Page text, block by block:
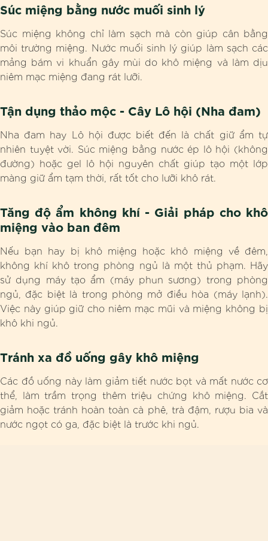
Súc miệng bằng nước muối sinh lý
Súc miệng không chỉ làm sạch mà còn giúp cân bằng
môi trường miệng. Nước muối sinh lý giúp làm sạch các
mảng bám vi khuẩn gây mùi do khô miệng và làm dịu
niêm mạc miệng đang rát lưỡi.
Tận dụng thảo mộc - Cây Lô hội (Nha đam)
Nha đam hay Lô hội được biết đến là chất giữ ẩm tự
nhiên tuyệt vời. Súc miệng bằng nước ép lô hội (không
đường) hoặc gel lô hội nguyên chất giúp tạo một lớp
màng giữ ẩm tạm thời, rất tốt cho lưỡi khô rát.
Tăng độ ẩm không khí - Giải pháp cho khô
miệng vào ban đêm
Nếu bạn hay bị khô miệng hoặc khô miệng về đêm,
không khí khô trong phòng ngủ là một thủ phạm. Hãy
sử dụng máy tạo ẩm (máy phun sương) trong phòng
ngủ, đặc biệt là trong phòng mở điều hòa (máy lạnh).
Việc này giúp giữ cho niêm mạc mũi và miệng không bị
khô khi ngủ.
Tránh xa đồ uống gây khô miệng
Các đồ uống này làm giảm tiết nước bọt và mất nước cơ
thể, làm trầm trọng thêm triệu chứng khô miệng. Cắt
giảm hoặc tránh hoàn toàn cà phê, trà đậm, rượu bia và
nước ngọt có ga, đặc biệt là trước khi ngủ.